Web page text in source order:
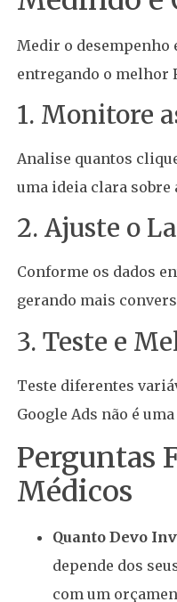
Medir o desempenho
entregando o melhor
1. Monitore
Analise quantos
uma ideia clara sobre
2. Ajuste o
Conforme os dados
gerando mais
3. Teste e
Teste diferentes
Google Ads não é
Perguntas
Médicos
Quanto Devo
depende dos
com um